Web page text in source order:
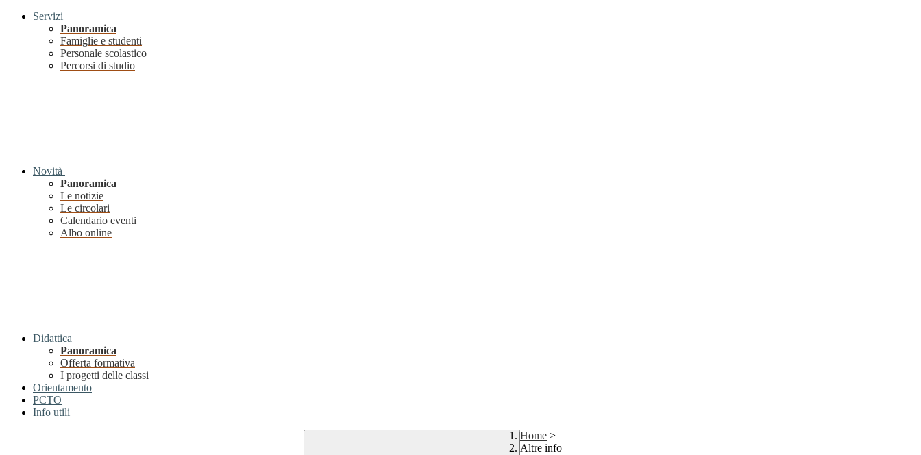
Servizi
Panoramica
Famiglie e studenti
Personale scolastico
Percorsi di studio
Novità
Panoramica
Le notizie
Le circolari
Calendario eventi
Albo online
Didattica
Panoramica
Offerta formativa
I progetti delle classi
Orientamento
PCTO
Info utili
Home >
Altre info